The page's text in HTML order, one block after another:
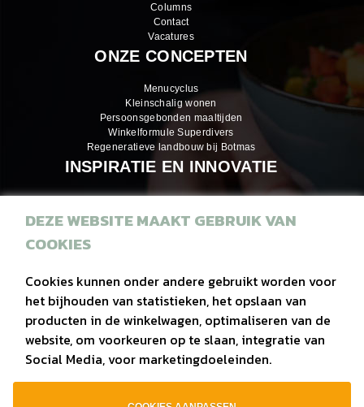
Columns
Contact
Vacatures
ONZE CONCEPTEN
Menucyclus
Kleinschalig wonen
Persoonsgebonden maaltijden
Winkelformule Superdivers
Regeneratieve landbouw bij Botmas
INSPIRATIE EN INNOVATIE
Inspiratiemagazines
Duurzaam
Vega(n)
DEZE WEBSITE MAAKT GEBRUIK VAN
COOKIES
Cookies kunnen onder andere gebruikt worden voor
het bijhouden van statistieken, het opslaan van
producten in de winkelwagen, optimaliseren van de
website, om voorkeuren op te slaan, integratie van
Social Media, voor marketingdoeleinden.